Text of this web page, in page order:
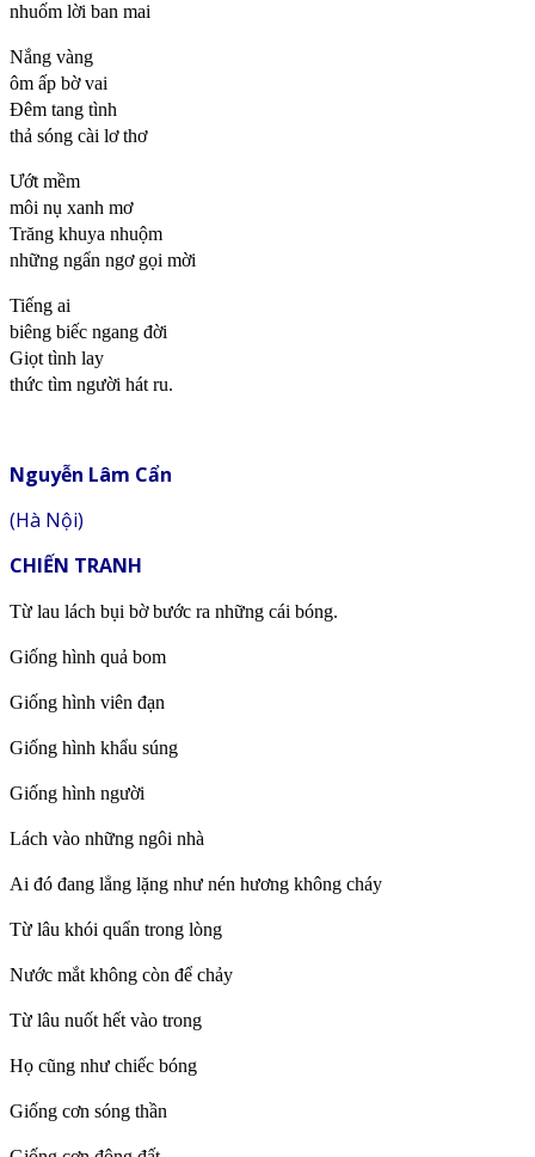
nhuốm lời ban mai
Nắng vàng
ôm ấp bờ vai
Đêm tang tình
thả sóng cài lơ thơ
Ướt mềm
môi nụ xanh mơ
Trăng khuya nhuộm
những ngẩn ngơ gọi mời
Tiếng ai
biêng biếc ngang đời
Giọt tình lay
thức tìm người hát ru.
Nguyễn Lâm Cẩn
(Hà Nội)
CHIẾN TRANH
Từ lau lách bụi bờ bước ra những cái bóng.
Giống hình quả bom
Giống hình viên đạn
Giống hình khẩu súng
Giống hình người
Lách vào những ngôi nhà
Ai đó đang lẳng lặng như nén hương không cháy
Từ lâu khói quẩn trong lòng
Nước mắt không còn để chảy
Từ lâu nuốt hết vào trong
Họ cũng như chiếc bóng
Giống cơn sóng thần